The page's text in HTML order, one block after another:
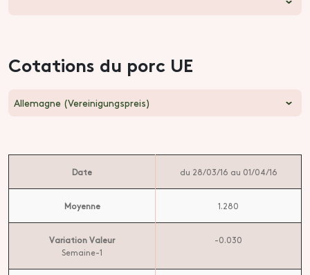
Cotations du porc UE
Allemagne (Vereinigungspreis)
Date du 28/03/16 au 01/04/16
Moyenne 1.280
Variation Valeur
Semaine-1
-0.030